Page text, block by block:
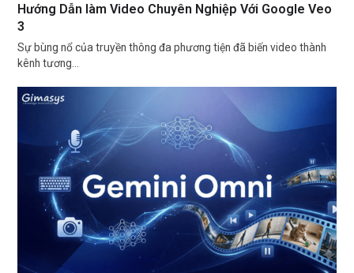
Hướng Dẫn làm Video Chuyên Nghiệp Với Google Veo
3
Sự bùng nổ của truyền thông đa phương tiện đã biến video thành
kênh tương…